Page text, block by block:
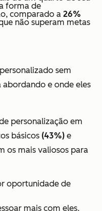
forma de
comparado a 26%
não superam metas
sem
abordando e onde eles
personalização em
básicos (43%) e
os mais valiosos para
oportunidade de
mais com eles.